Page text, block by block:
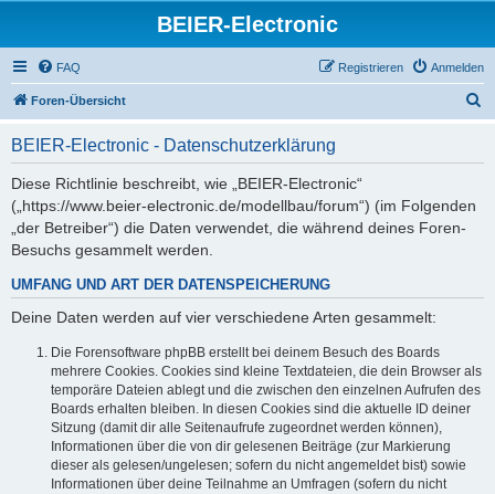
BEIER-Electronic
FAQ Anmelden
Registrieren
Foren-Übersicht
BEIER-Electronic - Datenschutzerklärung
Diese Richtlinie beschreibt, wie „BEIER-Electronic“
(„https://www.beier-electronic.de/modellbau/forum“) (im Folgenden
„der Betreiber“) die Daten verwendet, die während deines Foren-
Besuchs gesammelt werden.
UMFANG UND ART DER DATENSPEICHERUNG
Deine Daten werden auf vier verschiedene Arten gesammelt:
Die Forensoftware phpBB erstellt bei deinem Besuch des Boards
mehrere Cookies. Cookies sind kleine Textdateien, die dein Browser als
temporäre Dateien ablegt und die zwischen den einzelnen Aufrufen des
Boards erhalten bleiben. In diesen Cookies sind die aktuelle ID deiner
Sitzung (damit dir alle Seitenaufrufe zugeordnet werden können),
Informationen über die von dir gelesenen Beiträge (zur Markierung
dieser als gelesen/ungelesen; sofern du nicht angemeldet bist) sowie
Informationen über deine Teilnahme an Umfragen (sofern du nicht